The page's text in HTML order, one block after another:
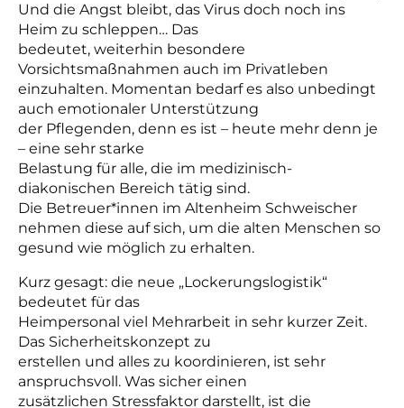
Und die Angst bleibt, das Virus doch noch ins
Heim zu schleppen… Das
bedeutet, weiterhin besondere
Vorsichtsmaßnahmen auch im Privatleben
einzuhalten. Momentan bedarf es also unbedingt
auch emotionaler Unterstützung
der Pflegenden, denn es ist – heute mehr denn je
– eine sehr starke
Belastung für alle, die im medizinisch-
diakonischen Bereich tätig sind.
Die Betreuer*innen im Altenheim Schweischer
nehmen diese auf sich, um die alten Menschen so
gesund wie möglich zu erhalten.
Kurz gesagt: die neue „Lockerungslogistik“
bedeutet für das
Heimpersonal viel Mehrarbeit in sehr kurzer Zeit.
Das Sicherheitskonzept zu
erstellen und alles zu koordinieren, ist sehr
anspruchsvoll. Was sicher einen
zusätzlichen Stressfaktor darstellt, ist die